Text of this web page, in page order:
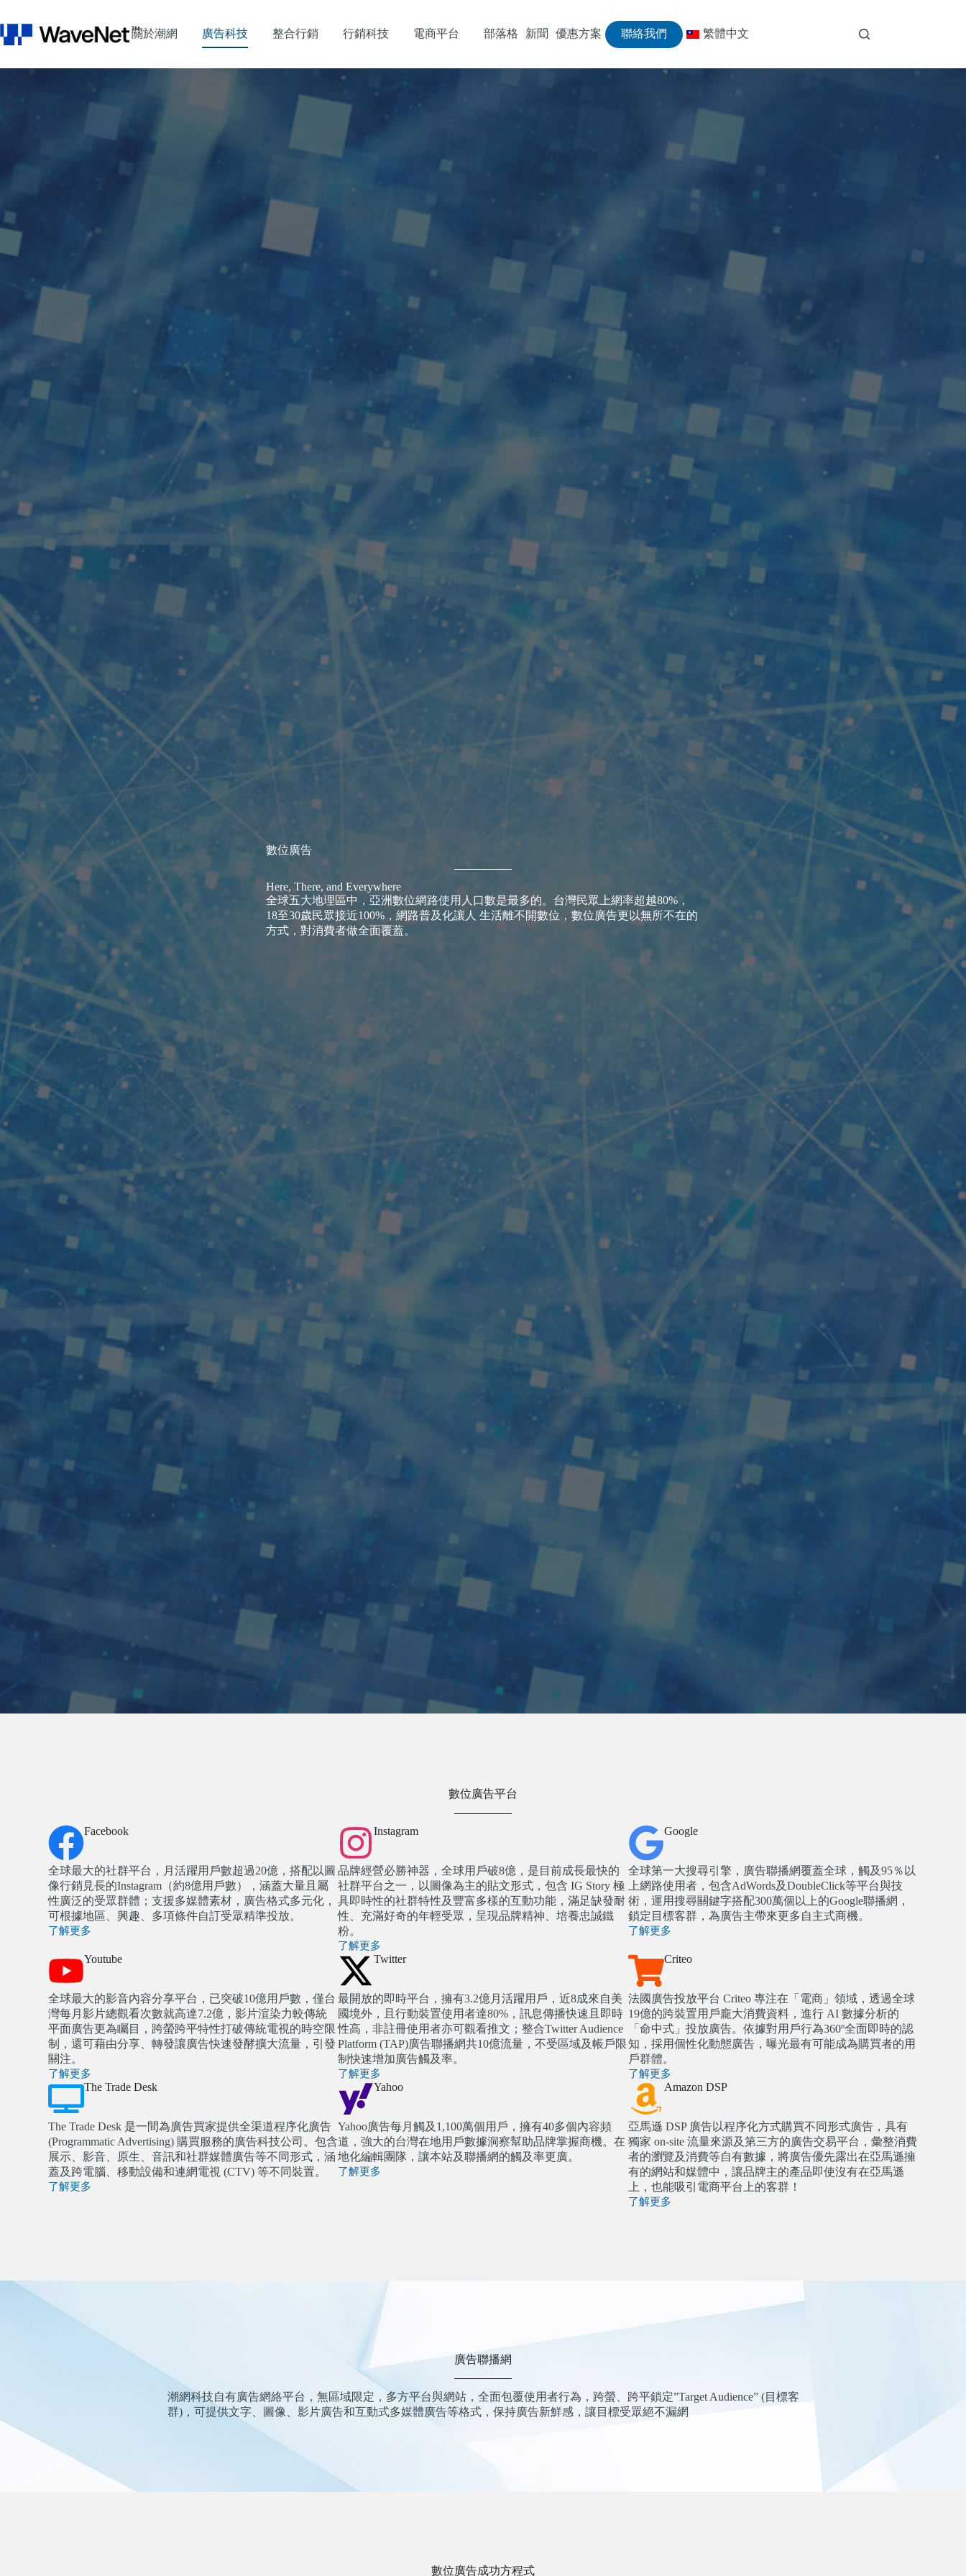
關於潮網 廣告科技 整合行銷 行銷科技 電商平台 部落格 新聞 優惠方案 聯絡我們 繁體中文
數位廣告
Here, There, and Everywhere
全球五大地理區中，亞洲數位網路使用人口數是最多的。台灣民眾上網率超越80%，
18至30歲民眾接近100%，網路普及化讓人 生活離不開數位，數位廣告更以無所不在的
方式，對消費者做全面覆蓋。
數位廣告平台
Facebook
全球最大的社群平台，月活躍用戶數超過20億，搭配以圖
像行銷見長的Instagram（約8億用戶數），涵蓋大量且屬
性廣泛的受眾群體；支援多媒體素材，廣告格式多元化，
可根據地區、興趣、多項條件自訂受眾精準投放。
了解更多
Instagram
品牌經營必勝神器，全球用戶破8億，是目前成長最快的
社群平台之一，以圖像為主的貼文形式，包含 IG Story 極
具即時性的社群特性及豐富多樣的互動功能，滿足缺發耐
性、充滿好奇的年輕受眾，呈現品牌精神、培養忠誠鐵
粉。
了解更多
Google
全球第一大搜尋引擎，廣告聯播網覆蓋全球，觸及95％以
上網路使用者，包含AdWords及DoubleClick等平台與技
術，運用搜尋關鍵字搭配300萬個以上的Google聯播網，
鎖定目標客群，為廣告主帶來更多自主式商機。
了解更多
Youtube
全球最大的影音內容分享平台，已突破10億用戶數，僅台
灣每月影片總觀看次數就高達7.2億，影片渲染力較傳統
平面廣告更為矚目，跨螢跨平特性打破傳統電視的時空限
制，還可藉由分享、轉發讓廣告快速發酵擴大流量，引發
關注。
了解更多
Twitter
最開放的即時平台，擁有3.2億月活躍用戶，近8成來自美
國境外，且行動裝置使用者達80%，訊息傳播快速且即時
性高，非註冊使用者亦可觀看推文；整合Twitter Audience
Platform (TAP)廣告聯播網共10億流量，不受區域及帳戶限
制快速增加廣告觸及率。
了解更多
Criteo
法國廣告投放平台 Criteo 專注在「電商」領域，透過全球
19億的跨裝置用戶龐大消費資料，進行 AI 數據分析的
「命中式」投放廣告。依據對用戶行為360º全面即時的認
知，採用個性化動態廣告，曝光最有可能成為購買者的用
戶群體。
了解更多
The Trade Desk
The Trade Desk 是一間為廣告買家提供全渠道程序化廣告
(Programmatic Advertising) 購買服務的廣告科技公司。包含
展示、影音、原生、音訊和社群媒體廣告等不同形式，涵
蓋及跨電腦、移動設備和連網電視 (CTV) 等不同裝置。
了解更多
Yahoo
Yahoo廣告每月觸及1,100萬個用戶，擁有40多個內容頻
道，強大的台灣在地用戶數據洞察幫助品牌掌握商機。在
地化編輯團隊，讓本站及聯播網的觸及率更廣。
了解更多
Amazon DSP
亞馬遜 DSP 廣告以程序化方式購買不同形式廣告，具有
獨家 on-site 流量來源及第三方的廣告交易平台，彙整消費
者的瀏覽及消費等自有數據，將廣告優先露出在亞馬遜擁
有的網站和媒體中，讓品牌主的產品即使沒有在亞馬遜
上，也能吸引電商平台上的客群！
了解更多
廣告聯播網
潮網科技自有廣告網絡平台，無區域限定，多方平台與網站，全面包覆使用者行為，跨螢、跨平鎖定”Target Audience” (目標客
群)，可提供文字、圖像、影片廣告和互動式多媒體廣告等格式，保持廣告新鮮感，讓目標受眾絕不漏網
數位廣告成功方程式